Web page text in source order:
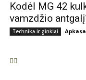
Kodėl MG 42
vamzdžio
Technika ir ginklai